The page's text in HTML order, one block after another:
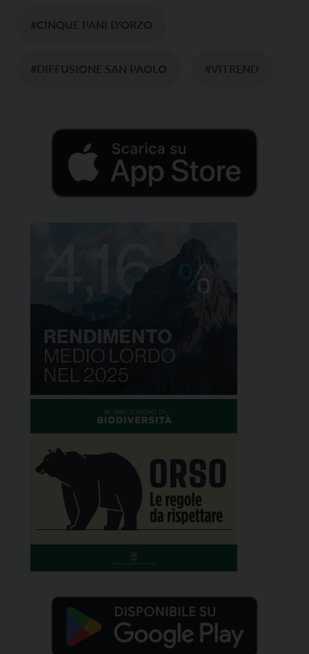
#CINQUE PANI D'ORZO
#DIFFUSIONE SAN PAOLO #VITREND